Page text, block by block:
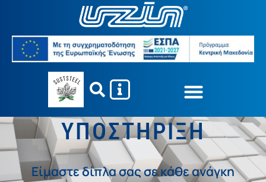
ΤΕΧΝΙΚΗ
ΥΠΟΣΤΗΡΙΞΗ
Είμαστε δίπλα σας σε κάθε ανάγκη